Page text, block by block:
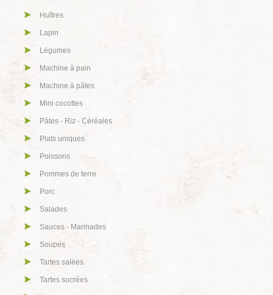
Huîtres
Lapin
Légumes
Machine à pain
Machine à pâtes
Mini cocottes
Pâtes - Riz - Céréales
Plats uniques
Poissons
Pommes de terre
Porc
Salades
Sauces - Marinades
Soupes
Tartes salées
Tartes sucrées